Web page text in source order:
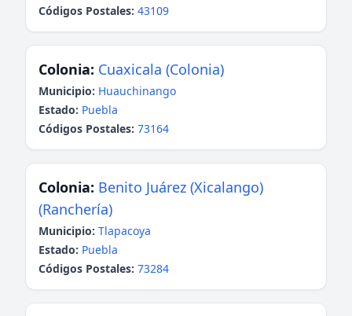
Códigos Postales: 43109
Colonia: Cuaxicala (Colonia)
Municipio: Huauchinango
Estado: Puebla
Códigos Postales: 73164
Colonia: Benito Juárez (Xicalango)
(Ranchería)
Municipio: Tlapacoya
Estado: Puebla
Códigos Postales: 73284